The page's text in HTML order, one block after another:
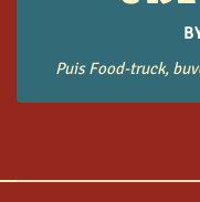
Puis Food-truck,